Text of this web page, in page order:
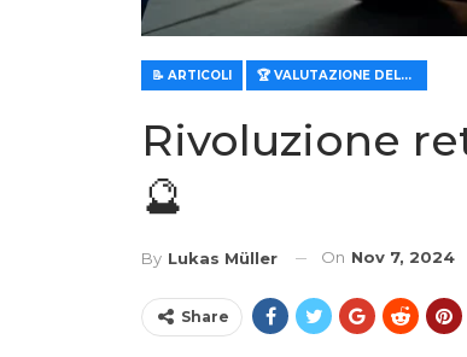
📝 ARTICOLI 🏆 VALUTAZIONE DELLE CARATTERISTICHE E DEL VALORE
Rivoluzione
🔮
By Lukas Müller On Nov 7, 2024
Share